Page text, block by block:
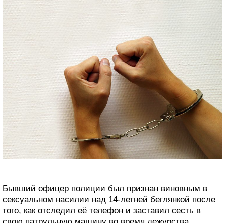
Бывший офицер полиции был признан виновным в
сексуальном насилии над 14-летней беглянкой после
того, как отследил её телефон и заставил сесть в